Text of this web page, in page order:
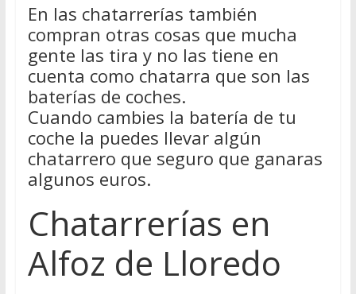
En las chatarrerías también
compran otras cosas que mucha
gente las tira y no las tiene en
cuenta como chatarra que son las
baterías de coches.
Cuando cambies la batería de tu
coche la puedes llevar algún
chatarrero que seguro que ganaras
algunos euros.
Chatarrerías en
Alfoz de Lloredo